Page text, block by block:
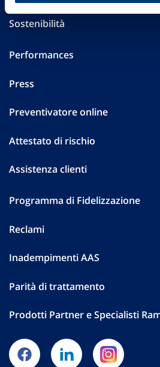
Sostenibilità
Performances
Press
Preventivatore online
Attestato di rischio
Assistenza clienti
Programma di Fidelizzazione
Reclami
Inadempimenti AAS
Parità di trattamento
Prodotti Partner e Specialisti